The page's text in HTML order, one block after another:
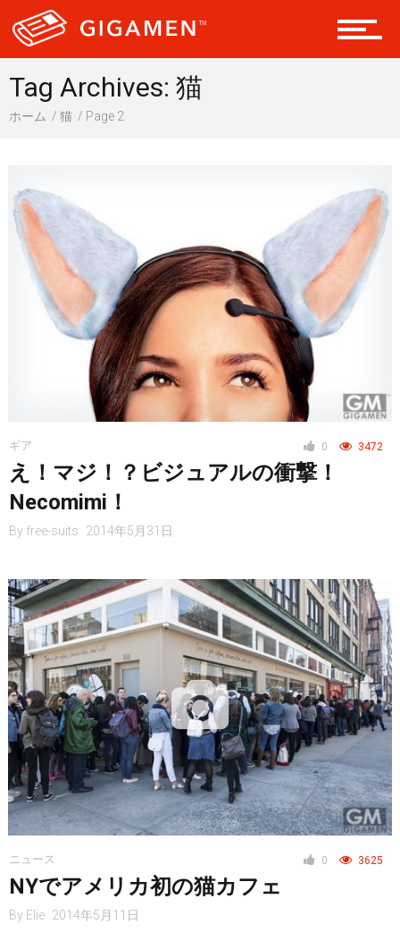
レジャー
ヘルス・健康
スタイル
仮想通貨
スマートフォン
Tag Archives: 猫
ホーム 猫 Page 2
0 3472
ギア
え！マジ！？ビジュアルの衝撃！
Necomimi！
By free-suits 2014年5月31日
0 3625
ニュース
NYでアメリカ初の猫カフェ
By Elie 2014年5月11日